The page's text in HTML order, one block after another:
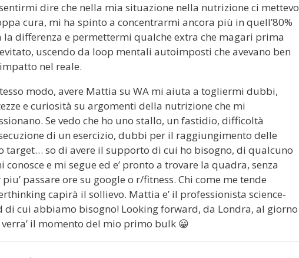
dire che nella mia situazione nella nutrizione ci mettevo
cura, mi ha spinto a concentrarmi ancora più in quell’80%
la differenza e permettermi qualche extra che magari prima
uscendo da loop mentali autoimposti che avevano ben
nel reale.
modo, avere Mattia su WA mi aiuta a togliermi dubbi,
e curiosità su argomenti della nutrizione che mi
Se vedo che ho uno stallo, un fastidio, difficoltà
di un esercizio, dubbi per il raggiungimento delle
target… so di avere il supporto di cui ho bisogno, di qualcuno
conosce e mi segue ed e’ pronto a trovare la quadra, senza
passare ore su google o r/fitness. Chi come me tende
capirà il sollievo. Mattia e’ il professionista science-
di cui abbiamo bisogno! Looking forward, da Londra, al giorno
il momento del mio primo bulk 😀